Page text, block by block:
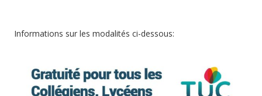
Informations sur les modalités ci-dessous: